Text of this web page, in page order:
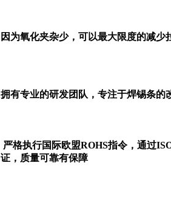
因为氧化夹杂少，可以最大限度的减少
拥有专业的研发团队，专注于焊锡条的
严格执行国际欧盟ROHS指令， 通过
证，质量可靠有保障